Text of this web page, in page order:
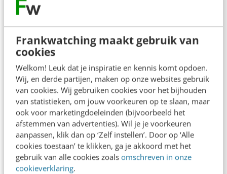
Frankwatching maakt gebruik van
cookies
Welkom! Leuk dat je inspiratie en kennis komt opdoen.
Wij, en derde partijen, maken op onze websites gebruik
van cookies. Wij gebruiken cookies voor het bijhouden
van statistieken, om jouw voorkeuren op te slaan, maar
ook voor marketingdoeleinden (bijvoorbeeld het
afstemmen van advertenties). Wil je je voorkeuren
aanpassen, klik dan op ‘Zelf instellen’. Door op ‘Alle
cookies toestaan’ te klikken, ga je akkoord met het
gebruik van alle cookies zoals omschreven in onze
cookieverklaring.
Frankwatching
Adverteren
Contact
Nieuwsbrieven
Over ons
Ons team
Werken bij
Whitepapers